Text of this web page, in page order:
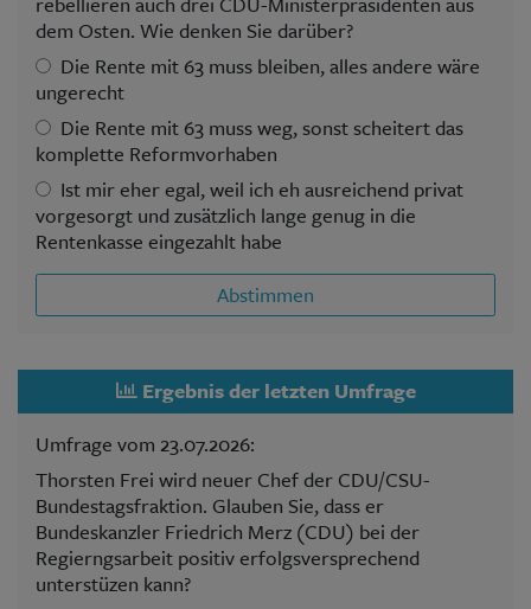
dem Osten. Wie denken Sie darüber?
Die Rente mit 63 muss bleiben, alles andere wäre
ungerecht
Die Rente mit 63 muss weg, sonst scheitert das
komplette Reformvorhaben
Ist mir eher egal, weil ich eh ausreichend privat
vorgesorgt und zusätzlich lange genug in die
Rentenkasse eingezahlt habe
Abstimmen
Ergebnis der letzten Umfrage
Umfrage vom 23.07.2026:
Thorsten Frei wird neuer Chef der CDU/CSU-
Bundestagsfraktion. Glauben Sie, dass er
Bundeskanzler Friedrich Merz (CDU) bei der
Regierngsarbeit positiv erfolgsversprechend
unterstüzen kann?